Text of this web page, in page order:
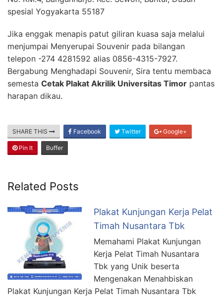
spesial Yogyakarta 55187
Jika enggak menapis patut giliran kuasa saja melalui
menjumpai Menyerupai Souvenir pada bilangan
telepon -274 4281592 alias 0856-4315-7927.
Bergabung Menghadapi Souvenir, Sira tentu membaca
semesta Cetak Plakat Akrilik Universitas Timor pantas
harapan dikau.
SHARE THIS Facebook Twitter Google+
Pin It Buffer
Related Posts
Plakat Kunjungan Kerja Pelat
Timah Nusantara Tbk
Memahami Plakat Kunjungan
Kerja Pelat Timah Nusantara
Tbk yang Unik beserta
Mengenakan Menahbiskan
Plakat Kunjungan Kerja Pelat Timah Nusantara Tbk